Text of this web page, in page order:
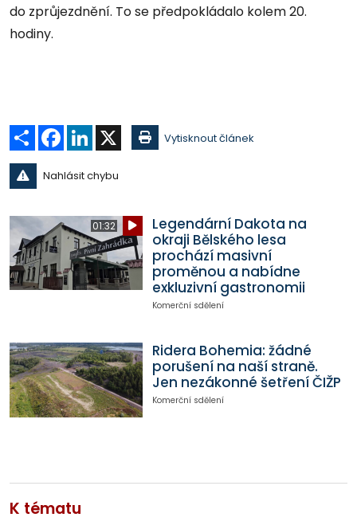
do zprůjezdnění. To se předpokládalo kolem 20.
hodiny.
Sdílet Facebook
LinkedIn Vytisknout článek
Nahlásit chybu
01:32
Legendární Dakota na
okraji Bělského lesa
prochází masivní
proměnou a nabídne
exkluzivní gastronomii
Komerční sdělení
Ridera Bohemia: žádné
porušení na naší straně.
Jen nezákonné šetření ČIŽP
Komerční sdělení
K tématu